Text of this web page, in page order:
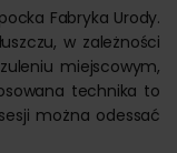
Fabryka Urody.
w zależności
miejscowym,
technika to
można odessać